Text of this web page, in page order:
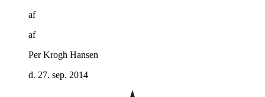
af
af
Per Krogh Hansen
d. 27. sep. 2014